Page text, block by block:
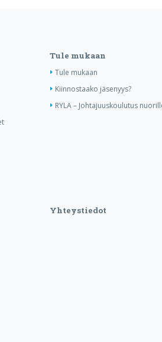
Tule mukaan
Tule mukaan
Kiinnostaako jäsenyys?
RYLA – Johtajuuskoulutus
Yhteystiedot